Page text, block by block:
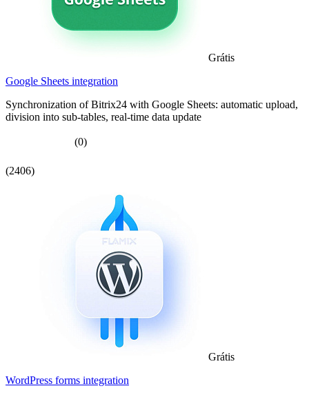
Grátis
Google Sheets integration
Synchronization of Bitrix24 with Google Sheets: automatic upload,
division into sub-tables, real-time data update
(0)
(2406)
Grátis
WordPress forms integration